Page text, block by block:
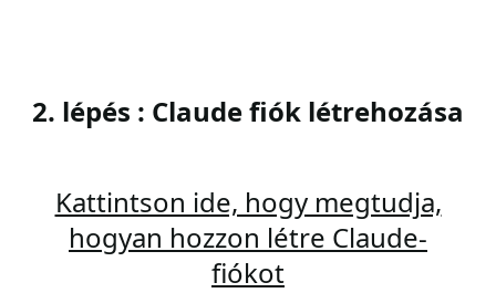
2. lépés : Claude fiók létrehozása
Kattintson ide, hogy megtudja,
hogyan hozzon létre Claude-
fiókot